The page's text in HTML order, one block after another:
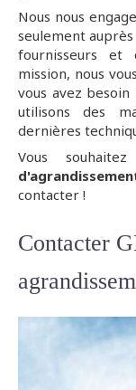
Nous nous
seulement auprès
fournisseurs et
mission, nous
vous avez
utilisons des
dernières
Vous
contacter !
Contacter